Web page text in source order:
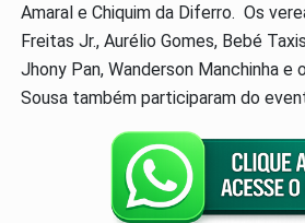
Amaral e Chiquim da Diferro. Os
Freitas Jr., Aurélio Gomes, Bebé
Jhony Pan, Wanderson Manchinha
Sousa também participaram do